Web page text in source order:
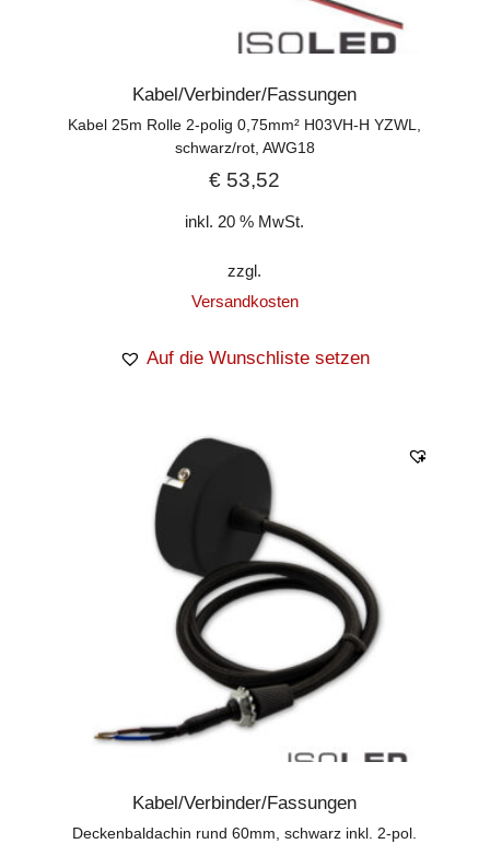
Kabel/Verbinder/Fassungen
Kabel 25m Rolle 2-polig 0,75mm² H03VH-H YZWL,
schwarz/rot, AWG18
€ 53,52
inkl. 20 % MwSt.
zzgl.
Versandkosten
Auf die Wunschliste setzen
Kabel/Verbinder/Fassungen
Deckenbaldachin rund 60mm, schwarz inkl. 2-pol.